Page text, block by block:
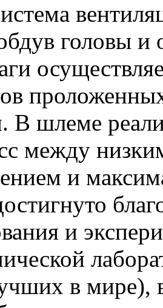
головы и
В шлеме
между
и
и
в мире),